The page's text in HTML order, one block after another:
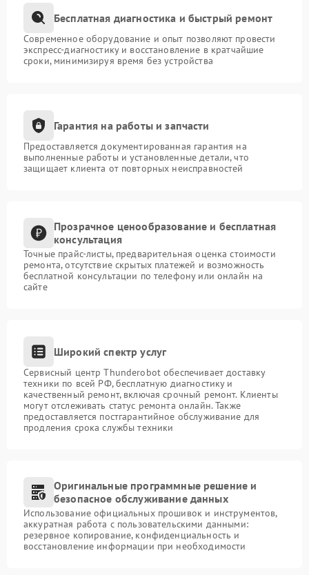
Бесплатная диагностика и быстрый ремонт
Современное оборудование и опыт позволяют провести
экспресс-диагностику и восстановление в кратчайшие
сроки, минимизируя время без устройства
Гарантия на работы и запчасти
Предоставляется документированная гарантия на
выполненные работы и установленные детали, что
защищает клиента от повторных неисправностей
Прозрачное ценообразование и бесплатная
консультация
Точные прайс-листы, предварительная оценка стоимости
ремонта, отсутствие скрытых платежей и возможность
бесплатной консультации по телефону или онлайн на
сайте
Широкий спектр услуг
Сервисный центр Thunderobot обеспечивает доставку
техники по всей РФ, бесплатную диагностику и
качественный ремонт, включая срочный ремонт. Клиенты
могут отслеживать статус ремонта онлайн. Также
предоставляется постгарантийное обслуживание для
продления срока службы техники
Оригинальные программные решение и
безопасное обслуживание данных
Использование официальных прошивок и инструментов,
аккуратная работа с пользовательскими данными:
резервное копирование, конфиденциальность и
восстановление информации при необходимости